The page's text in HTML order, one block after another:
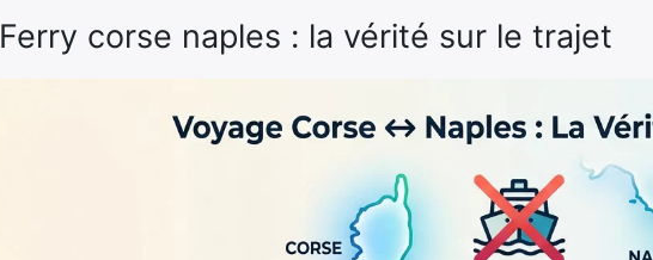
Ferry corse naples : la vérité sur le trajet